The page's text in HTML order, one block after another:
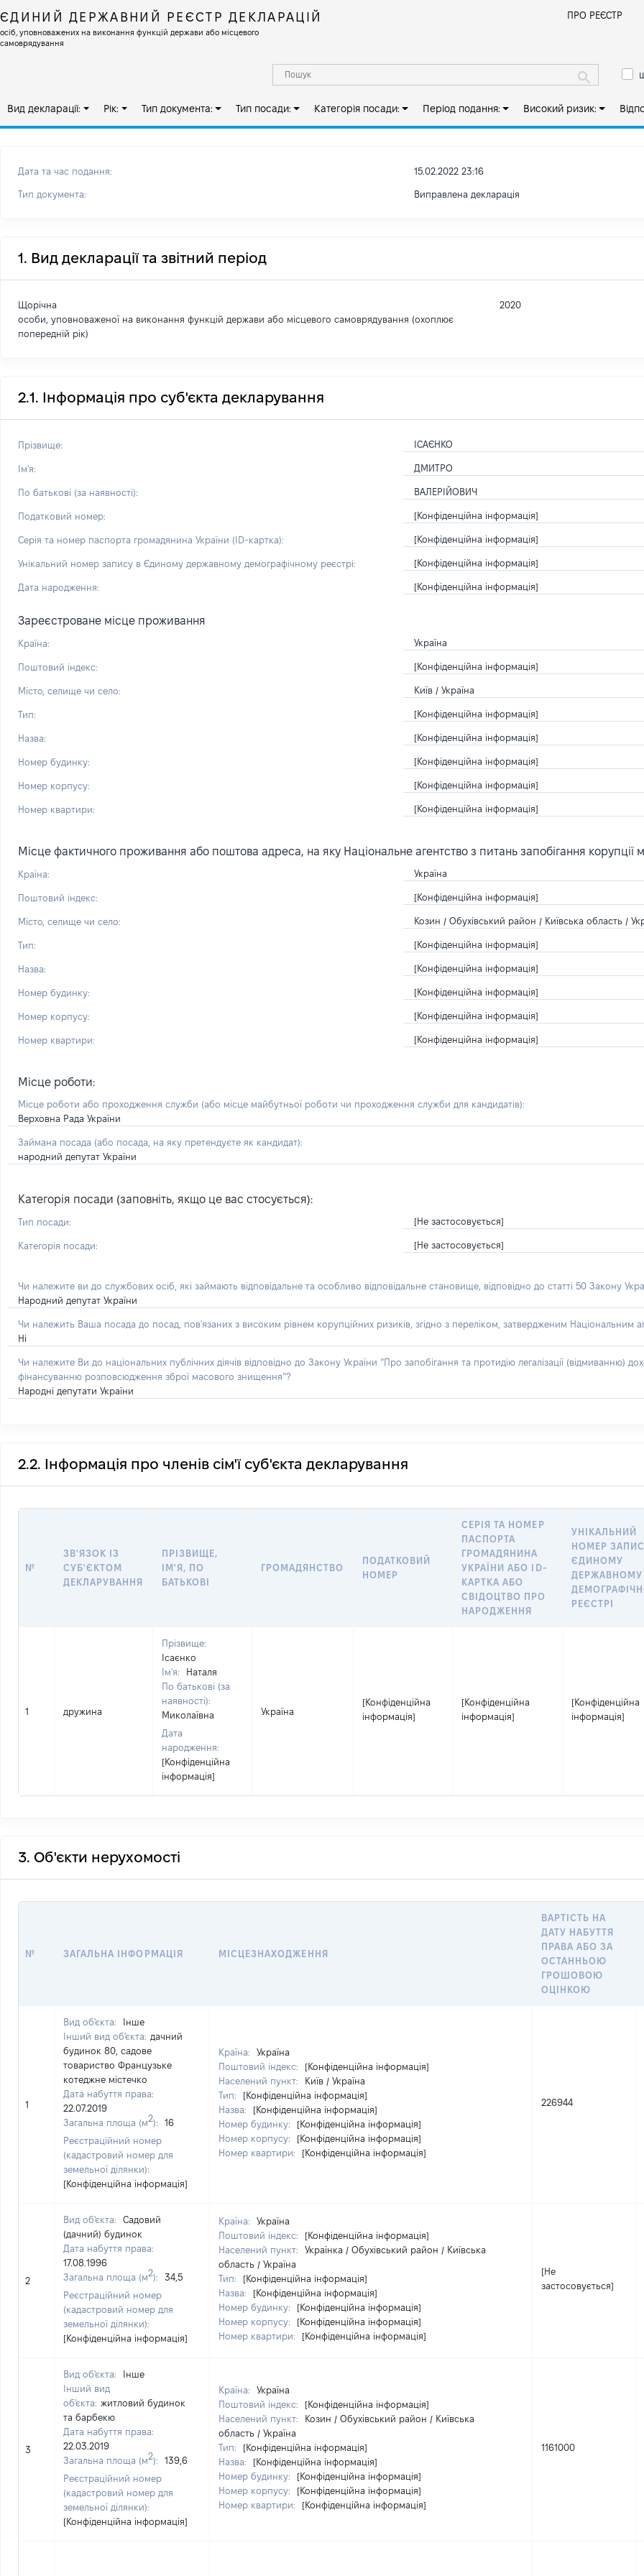
ЄДИНИЙ ДЕРЖАВНИЙ РЕЄСТР ДЕКЛАРАЦІЙ
осіб, уповноважених на виконання функцій держави або місцевого
самоврядування
ПРО РЕЄСТР
Вид декларації: Рік: Тип документа: Тип посади: Категорія посади: Період подання: Високий ризик:
Дата та час подання: 15.02.2022 23:16
Тип документа: Виправлена декларація
1. Вид декларації та звітний період
Щорічна
особи, уповноваженої на виконання функцій держави або місцевого самоврядування (охоплює
попередній рік)
2020
2.1. Інформація про суб'єкта декларування
Прізвище: ІСАЄНКО
Ім'я: ДМИТРО
По батькові (за наявності): ВАЛЕРІЙОВИЧ
Податковий номер: [Конфіденційна інформація]
Серія та номер паспорта громадянина України (ID-картка): [Конфіденційна інформація]
Унікальний номер запису в Єдиному державному демографічному реєстрі: [Конфіденційна інформація]
Дата народження: [Конфіденційна інформація]
Зареєстроване місце проживання
Країна: Україна
Поштовий індекс: [Конфіденційна інформація]
Місто, селище чи село: Київ / Україна
Тип: [Конфіденційна інформація]
Назва: [Конфіденційна інформація]
Номер будинку: [Конфіденційна інформація]
Номер корпусу: [Конфіденційна інформація]
Номер квартири: [Конфіденційна інформація]
Місце фактичного проживання або поштова адреса, на яку Національне агентство з питань запобігання
Країна: Україна
Поштовий індекс: [Конфіденційна інформація]
Місто, селище чи село: Козин / Обухівський район / Київська область /
Тип: [Конфіденційна інформація]
Назва: [Конфіденційна інформація]
Номер будинку: [Конфіденційна інформація]
Номер корпусу: [Конфіденційна інформація]
Номер квартири: [Конфіденційна інформація]
Місце роботи:
Місце роботи або проходження служби (або місце майбутньої роботи чи проходження служби для кандидатів):
Верховна Рада України
Займана посада (або посада, на яку претендуєте як кандидат):
народний депутат України
Категорія посади (заповніть, якщо це вас стосується):
Тип посади: [Не застосовується]
Категорія посади: [Не застосовується]
Чи належите ви до службових осіб, які займають відповідальне та особливо відповідальне становище, відповідно до статті 50 Закону
Народний депутат України
Чи належить Ваша посада до посад, пов'язаних з високим рівнем корупційних ризиків, згідно з переліком, затвердженим Національним
Ні
Чи належите Ви до національних публічних діячів відповідно до Закону України “Про запобігання та протидію легалізації
фінансуванню розповсюдження зброї масового знищення”?
Народні депутати України
2.2. Інформація про членів сім'ї суб'єкта декларування
№
ЗВ'ЯЗОК ІЗ
СУБ'ЄКТОМ
ДЕКЛАРУВАННЯ
ПРІЗВИЩЕ,
ІМ'Я, ПО
БАТЬКОВІ
ГРОМАДЯНСТВО
ПОДАТКОВИЙ
НОМЕР
СЕРІЯ ТА НОМЕР
ПАСПОРТА
ГРОМАДЯНИНА
УКРАЇНИ АБО ID-
КАРТКА АБО
СВІДОЦТВО ПРО
НАРОДЖЕННЯ
УНІКАЛЬНИЙ
НОМЕР
ЄДИНОМУ
ДЕРЖАВНОМУ
РЕЄСТРІ
1 дружина
Прізвище:
Ісаєнко
Ім'я:
Наталя
По батькові (за
наявності):
Миколаївна
Дата
народження:
[Конфіденційна
інформація]
Україна
[Конфіденційна
інформація]
[Конфіденційна
інформація]
[Конфіденційна
інформація]
3. Об'єкти нерухомості
№ ЗАГАЛЬНА ІНФОРМАЦІЯ МІСЦЕЗНАХОДЖЕННЯ
ВАРТІСТЬ НА
ДАТУ НАБУТТЯ
ПРАВА АБО ЗА
ОСТАННЬОЮ
ГРОШОВОЮ
ОЦІНКОЮ
1
Вид об'єкта:
Інше
Інший вид об'єкта: дачний
будинок 80, садове
товариство Французьке
котеджне містечко
Дата набуття права:
22.07.2019
Загальна площа (м2):
16
Реєстраційний номер
(кадастровий номер для
земельної ділянки):
[Конфіденційна інформація]
Країна:
Україна
Поштовий індекс:
[Конфіденційна інформація]
Населений пункт:
Київ / Україна
Тип:
[Конфіденційна інформація]
Назва:
[Конфіденційна інформація]
Номер будинку:
[Конфіденційна інформація]
Номер корпусу:
[Конфіденційна інформація]
Номер квартири:
[Конфіденційна інформація]
226944
2
Вид об'єкта:
Садовий
(дачний) будинок
Дата набуття права:
17.08.1996
Загальна площа (м2):
34,5
Реєстраційний номер
(кадастровий номер для
земельної ділянки):
[Конфіденційна інформація]
Країна:
Україна
Поштовий індекс:
[Конфіденційна інформація]
Населений пункт:
Українка / Обухівський район / Київська
область / Україна
Тип:
[Конфіденційна інформація]
Назва:
[Конфіденційна інформація]
Номер будинку:
[Конфіденційна інформація]
Номер корпусу:
[Конфіденційна інформація]
Номер квартири:
[Конфіденційна інформація]
[Не
застосовується]
3
Вид об'єкта:
Інше
Інший вид
об'єкта: житловий будинок
та барбекю
Дата набуття права:
22.03.2019
Загальна площа (м2):
139,6
Реєстраційний номер
(кадастровий номер для
земельної ділянки):
[Конфіденційна інформація]
Країна:
Україна
Поштовий індекс:
[Конфіденційна інформація]
Населений пункт:
Козин / Обухівський район / Київська
область / Україна
Тип:
[Конфіденційна інформація]
Назва:
[Конфіденційна інформація]
Номер будинку:
[Конфіденційна інформація]
Номер корпусу:
[Конфіденційна інформація]
Номер квартири:
[Конфіденційна інформація]
1161000